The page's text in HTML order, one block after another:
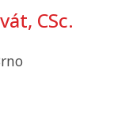
CSc.